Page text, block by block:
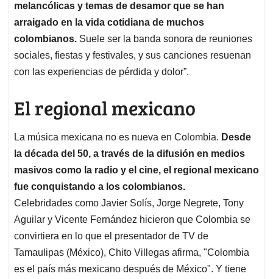
melancólicas y temas de desamor que se han
arraigado en la vida cotidiana de muchos
colombianos. Suele ser la banda sonora de reuniones
sociales, fiestas y festivales, y sus canciones resuenan
con las experiencias de pérdida y dolor”.
El regional mexicano
La música mexicana no es nueva en Colombia. Desde
la década del 50, a través de la difusión en medios
masivos como la radio y el cine, el regional mexicano
fue conquistando a los colombianos.
Celebridades como Javier Solís, Jorge Negrete, Tony
Aguilar y Vicente Fernández hicieron que Colombia se
convirtiera en lo que el presentador de TV de
Tamaulipas (México), Chito Villegas afirma, "Colombia
es el país más mexicano después de México". Y tiene